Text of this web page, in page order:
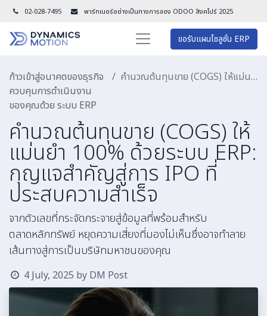
02-028-7495 พาร์ทเนอร์อย่างเป็นทางการของ ODOO สิงคโปร์ 2025
ขอรับแผนโซลูชั่น ERP
ก้าวเข้าสู่อนาคตของธุรกิจ
ควบคุมการดำเนินงาน
ของคุณด้วย ระบบ ERP
คำนวณต้นทุนขาย (COGS) ให้แม่นยำ 100% ด้วยระบบ ERP: กุญแจสำคัญสู่การ IPO ที่ประสบความสำเร็จ
คำนวณต้นทุนขาย (COGS) ให้
แม่นยำ 100% ด้วยระบบ ERP:
กุญแจสำคัญสู่การ IPO ที่
ประสบความสำเร็จ
จากตัวเลขที่กระจัดกระจายสู่ข้อมูลที่พร้อมสำหรับ
ตลาดหลักทรัพย์ หยุดความเสี่ยงที่มองไม่เห็นซึ่งอาจทำลาย
เส้นทางสู่การเป็นบริษัทมหาชนของคุณ
4 July, 2025 by DM Post